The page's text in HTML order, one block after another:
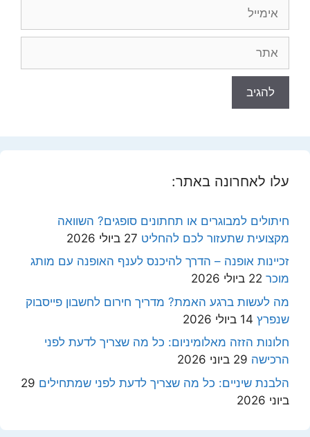
עלו לאחרונה באתר:
חיתולים למבוגרים או תחתונים סופגים? השוואה
מקצועית שתעזור לכם להחליט 27 ביולי 2026
זכיינות אופנה – הדרך להיכנס לענף האופנה עם מותג
מוכר 22 ביולי 2026
מה לעשות ברגע האמת? מדריך חירום לחשבון פייסבוק
שנפרץ 14 ביולי 2026
חלונות הזזה מאלומיניום: כל מה שצריך לדעת לפני
הרכישה 29 ביוני 2026
הלבנת שיניים: כל מה שצריך לדעת לפני שמתחילים 29
ביוני 2026